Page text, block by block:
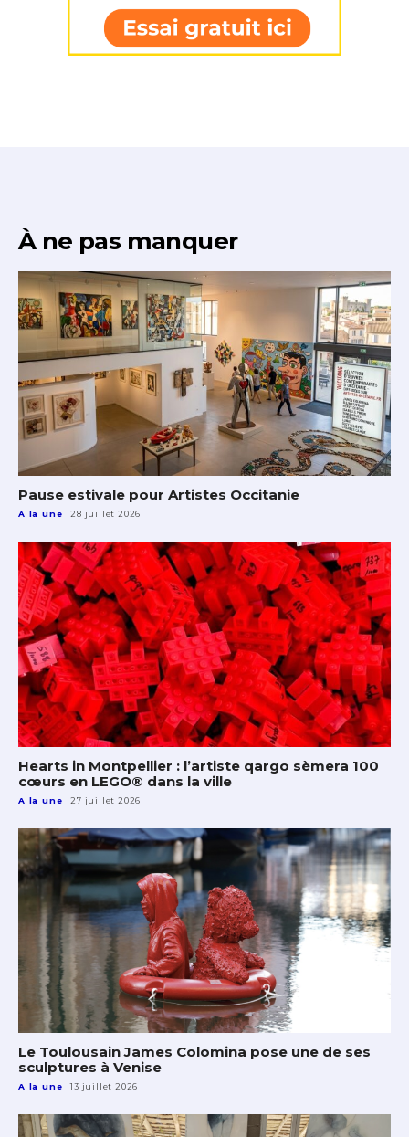
À ne pas manquer
Pause estivale pour Artistes Occitanie
A la une 28 juillet 2026
Hearts in Montpellier : l’artiste qargo sèmera 100
cœurs en LEGO® dans la ville
A la une 27 juillet 2026
Le Toulousain James Colomina pose une de ses
sculptures à Venise
A la une 13 juillet 2026